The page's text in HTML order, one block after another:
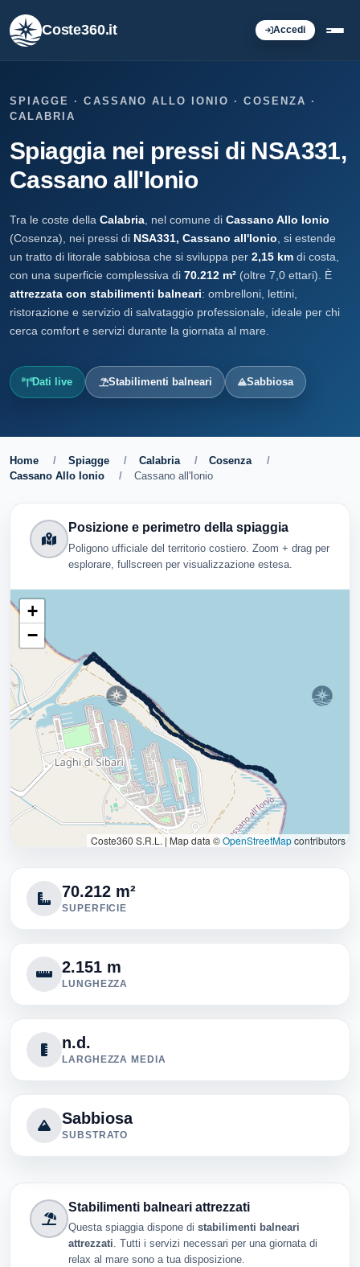
Coste360.it Accedi
SPIAGGE · CASSANO ALLO IONIO · COSENZA ·
CALABRIA
Spiaggia nei pressi di NSA331,
Cassano all'Ionio
Tra le coste della Calabria , nel comune di Cassano Allo Ionio
(Cosenza), nei pressi di NSA331, Cassano all'Ionio , si estende
un tratto di litorale sabbiosa che si sviluppa per 2,15 km di costa,
con una superficie complessiva di 70.212 m² (oltre 7,0 ettari). È
attrezzata con stabilimenti balneari: ombrelloni, lettini,
ristorazione e servizio di salvataggio professionale, ideale per chi
cerca comfort e servizi durante la giornata al mare.
Dati live Stabilimenti balneari Sabbiosa
Home / Spiagge / Calabria / Cosenza
/
Cassano Allo Ionio
/ Cassano all'Ionio
Posizione e perimetro della spiaggia
Poligono ufficiale del territorio costiero. Zoom + drag per
esplorare, fullscreen per visualizzazione estesa.
+
−
Coste360 S.R.L. | Map data ©OpenStreetMapcontributors
70.212 m²
SUPERFICIE
2.151 m
LUNGHEZZA
n.d.
LARGHEZZA MEDIA
Sabbiosa
SUBSTRATO
Stabilimenti balneari attrezzati
Questa spiaggia dispone di stabilimenti balneari
attrezzati. Tutti i servizi necessari per una giornata di
relax al mare sono a tua disposizione.